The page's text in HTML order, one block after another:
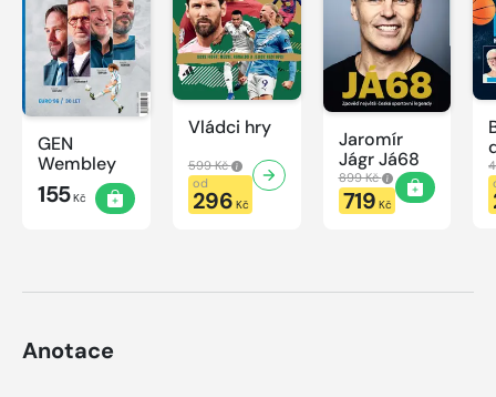
GEN
Wembley
155Kč
Vládci hry
599 Kč
od
296 Kč
Jaromír
Jágr Já68
899 Kč
719 Kč
Anotace